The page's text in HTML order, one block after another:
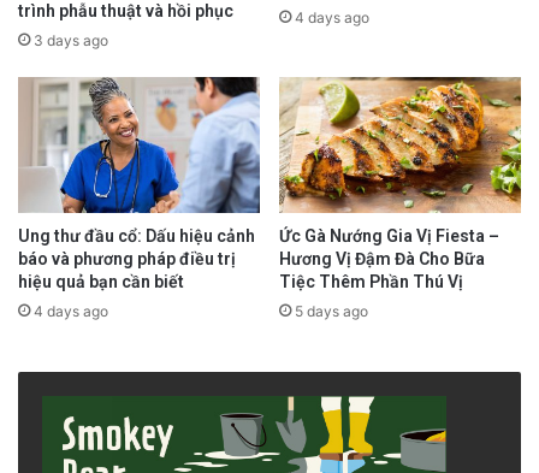
diện của acid. Trong thế giới hóa học, acid là
những hợp chất có khả năng phóng thích ion
hydro (hydrogen ion – H^+) khi hòa tan trong
nước hoặc chất lỏng.
Cơ chế kích hoạt thụ thể
Khi một chất có tính acid, chẳng hạn như citric
acid trong chanh hoặc lactic acid trong sữa
phóng thích các ion hydro. Lưỡi không chỉ là
một khối cơ; nó là một bản đồ cảm biến tinh vi
trình phẫu thuật và hồi phục
3 days ago
4 days ago
Ung thư đầu cổ: Dấu hiệu cảnh
báo và phương pháp điều trị
hiệu quả bạn cần biết
4 days ago
Ức Gà Nướng Gia Vị Fiesta –
Hương Vị Đậm Đà Cho Bữa
Tiệc Thêm Phần Thú Vị
5 days ago